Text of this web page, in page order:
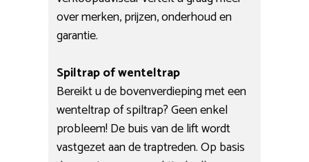
over merken, prijzen, onderhoud en
garantie.
Spiltrap of wenteltrap
Bereikt u de bovenverdieping met een
wenteltrap of spiltrap? Geen enkel
probleem! De buis van de lift wordt
vastgezet aan de traptreden. Op basis